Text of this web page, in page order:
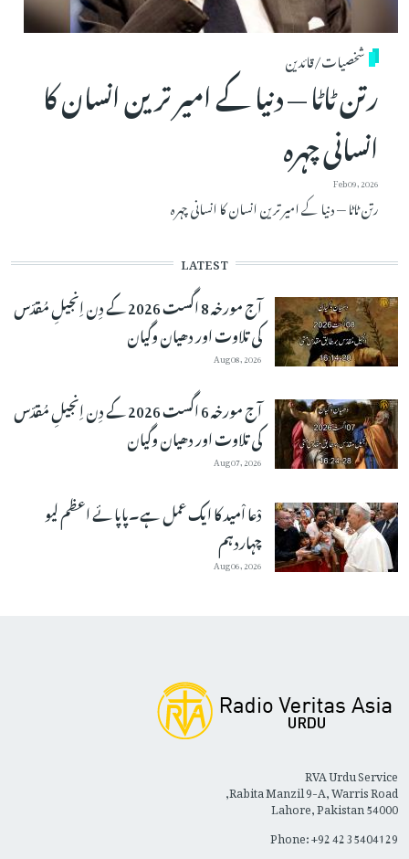
شخصیات/قائدین
رتن ٹاٹا — دنیا کے امیر ترین انسان کا
انسانی چہرہ
Feb 09, 2026
رتن ٹاٹا — دنیا کے امیر ترین انسان کا انسانی چہرہ
LATEST
آج مورخہ 8 اگست 2026 کے دِن اِنجیلِ مُقدّس
کی تلاوت اور دھیان وگیان
Aug 08, 2026
آج مورخہ 6 اگست 2026 کے دِن اِنجیلِ مُقدّس
کی تلاوت اور دھیان وگیان
Aug 07, 2026
دْعا اْمید کا ایک عمل ہے۔پاپائے اعظم لیو
چہاردہم
Aug 06, 2026
RVA Urdu Service
Rabita Manzil 9-A, Warris Road,
Lahore, Pakistan 54000
Phone: +92 42 35404129